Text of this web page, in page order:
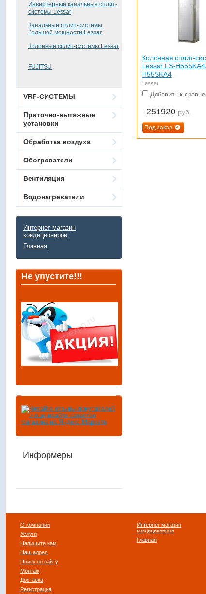
Инвертерные канальные сплит-
системы Lessar
Канальные сплит-системы
большой мощности Lessar
Колонные сплит-системы Lessar
FUJITSU
VRF-СИСТЕМЫ
Приточно-вытяжные
установки
Обработка воздуха
Обогреватели
Вентиляция
Водонагреватели
Интернет магазин
кондиционеров
Главная
Не упустите!!!
Информеры
Колонная сплит-
Lessar LS-
H55SKA4
Lessar
Добавить к
251920 руб.
Под заказ
О компании
Услуги
Напишите нам
Наш адрес
Поиск по сайту
Монтаж
Доставка
Регистрация
Интернет магазин
кондиционеров
Главная